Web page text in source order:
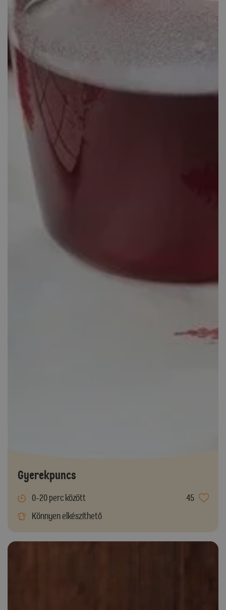
Gyerekpuncs
0-20 perc között
45
Könnyen elkészíthető